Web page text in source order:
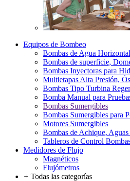
Equipos de Bombeo
Bombas de Agua
Bombas de superficie,
Bombas Inyectoras para
Multietapas Alta Presión,
Bombas Tipo Turbina
Bomba Manual para
Bombas Sumergibles
Bombas Sumergibles para
Motores Sumergibles
Bombas de Achique,
Tableros de Control
Medidores de Flujo
Magnéticos
Flujómetros
+ Todas las categorías